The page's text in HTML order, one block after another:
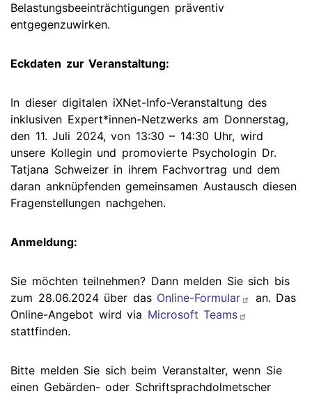
Belastungsbeeinträchtigungen präventiv
entgegenzuwirken.
Eckdaten zur Veranstaltung:
In dieser digitalen iXNet-Info-Veranstaltung des
inklusiven Expert*innen-Netzwerks am Donnerstag,
den 11. Juli 2024, von 13:30 – 14:30 Uhr, wird
unsere Kollegin und promovierte Psychologin Dr.
Tatjana Schweizer in ihrem Fachvortrag und dem
daran anknüpfenden gemeinsamen Austausch diesen
Fragenstellungen nachgehen.
Anmeldung:
Sie möchten teilnehmen? Dann melden Sie sich bis
zum 28.06.2024 über das Online-Formular
an. Das
Online-Angebot wird via Microsoft Teams
stattfinden.
Bitte melden Sie sich beim Veranstalter, wenn Sie
einen Gebärden- oder Schriftsprachdolmetscher